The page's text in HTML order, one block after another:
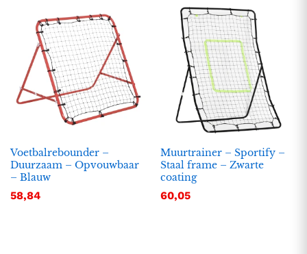
Voetbalrebounder –
Duurzaam – Opvouwbaar
– Blauw
58,84
Muurtrainer – Sportify –
Staal frame – Zwarte
coating
60,05